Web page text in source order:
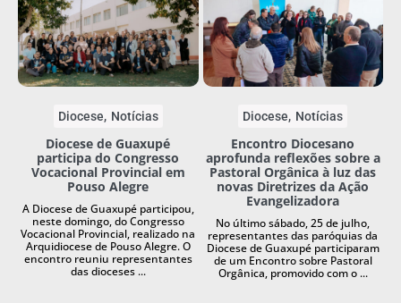
Diocese Notícias
Diocese de Guaxupé
participa do Congresso
Vocacional Provincial em
Pouso Alegre
A Diocese de Guaxupé participou,
neste domingo, do Congresso
Vocacional Provincial, realizado na
Arquidiocese de Pouso Alegre. O
encontro reuniu representantes
das dioceses ...
Diocese Notícias
Encontro Diocesano
aprofunda reflexões sobre a
Pastoral Orgânica à luz das
novas Diretrizes da Ação
Evangelizadora
No último sábado, 25 de julho,
representantes das paróquias da
Diocese de Guaxupé participaram
de um Encontro sobre Pastoral
Orgânica, promovido com o ...